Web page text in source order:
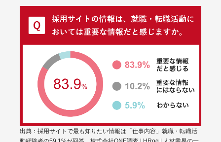
出典：採用サイトで最も知りたい情報は「仕事内容」就職・転職活